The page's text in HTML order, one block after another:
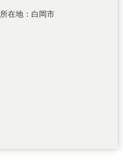
所在地：白岡市